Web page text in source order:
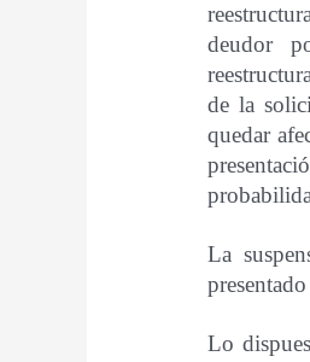
deudor
de la
quedar
La
Lo